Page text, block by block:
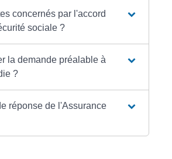
concernés par l'accord
sociale ?
la demande préalable à
?
réponse de l'Assurance